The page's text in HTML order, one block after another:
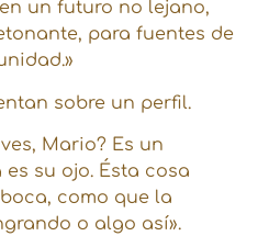
un futuro no lejano,
para fuentes de
sobre un perfil.
Mario? Es un
su ojo. Ésta cosa
como que la
o algo así».